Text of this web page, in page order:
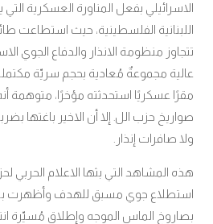
الاسرائيلي بفعل المناورة العسكرية
اللبنانية الفلسطينية، حيث استطاعت
تتجاوز منظومة الانذار والدفاع الجوي
عالية مجموعةٌ مُعادية بحجم سريّة
مقرًا عسكريًا استحدثته مؤخرًا، متوهمة
صواريخ حزب الل. إلا أن الاخير باغتها
ولا صافرات إنذار.
هذه المشاهد التي بثها الاعلام
استطلاع جوي مسبق للهدف وأظهرت
بصاروخ الماس الموجه وإطلاق مُسيّرة